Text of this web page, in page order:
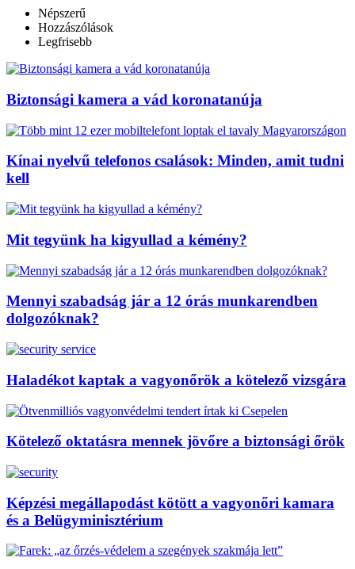
Népszerű
Hozzászólások
Legfrisebb
Biztonsági kamera a vád koronatanúja
Kínai nyelvű telefonos csalások: Minden, amit tudni
kell
Mit tegyünk ha kigyullad a kémény?
Mennyi szabadság jár a 12 órás munkarendben
dolgozóknak?
Haladékot kaptak a vagyonőrök a kötelező vizsgára
Kötelező oktatásra mennek jövőre a biztonsági őrök
Képzési megállapodást kötött a vagyonőri kamara
és a Belügyminisztérium